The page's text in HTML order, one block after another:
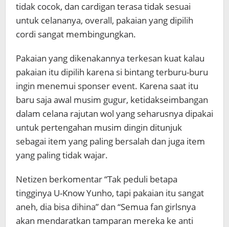
tidak cocok, dan cardigan terasa tidak sesuai
untuk celananya, overall, pakaian yang dipilih
cordi sangat membingungkan.
Pakaian yang dikenakannya terkesan kuat kalau
pakaian itu dipilih karena si bintang terburu-buru
ingin menemui sponser event. Karena saat itu
baru saja awal musim gugur, ketidakseimbangan
dalam celana rajutan wol yang seharusnya dipakai
untuk pertengahan musim dingin ditunjuk
sebagai item yang paling bersalah dan juga item
yang paling tidak wajar.
Netizen berkomentar “Tak peduli betapa
tingginya U-Know Yunho, tapi pakaian itu sangat
aneh, dia bisa dihina” dan “Semua fan girlsnya
akan mendaratkan tamparan mereka ke anti